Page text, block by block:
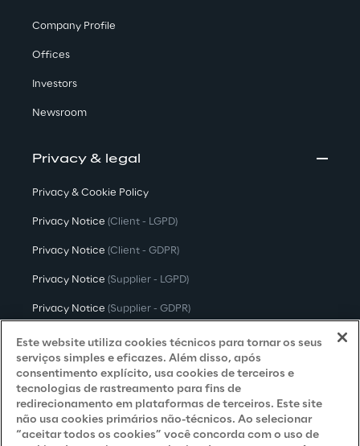
Company Profile
Offices
Investors
Newsroom
Privacy & legal
Privacy & Cookie Policy
Privacy Notice (Client - LGPD)
Privacy Notice (Client - GDPR)
Privacy Notice (Supplier - LGPD)
Privacy Notice (Supplier - GDPR)
Privacy Notice (Candidate - LGPD)
Privacy Notice (Candidate - GDPR)
Privacy Notice(Marketing)
Accessibility Statement
Este website utiliza cookies técnicos para tornar os seus
serviços simples e eficazes. Além disso, após
consentimento explícito, usa cookies de terceiros e
tecnologias de rastreamento para fins de
redirecionamento em plataformas de terceiros. Este site
não usa cookies primários não-técnicos. Ao selecionar
“aceitar todos os cookies” você concorda com o uso de